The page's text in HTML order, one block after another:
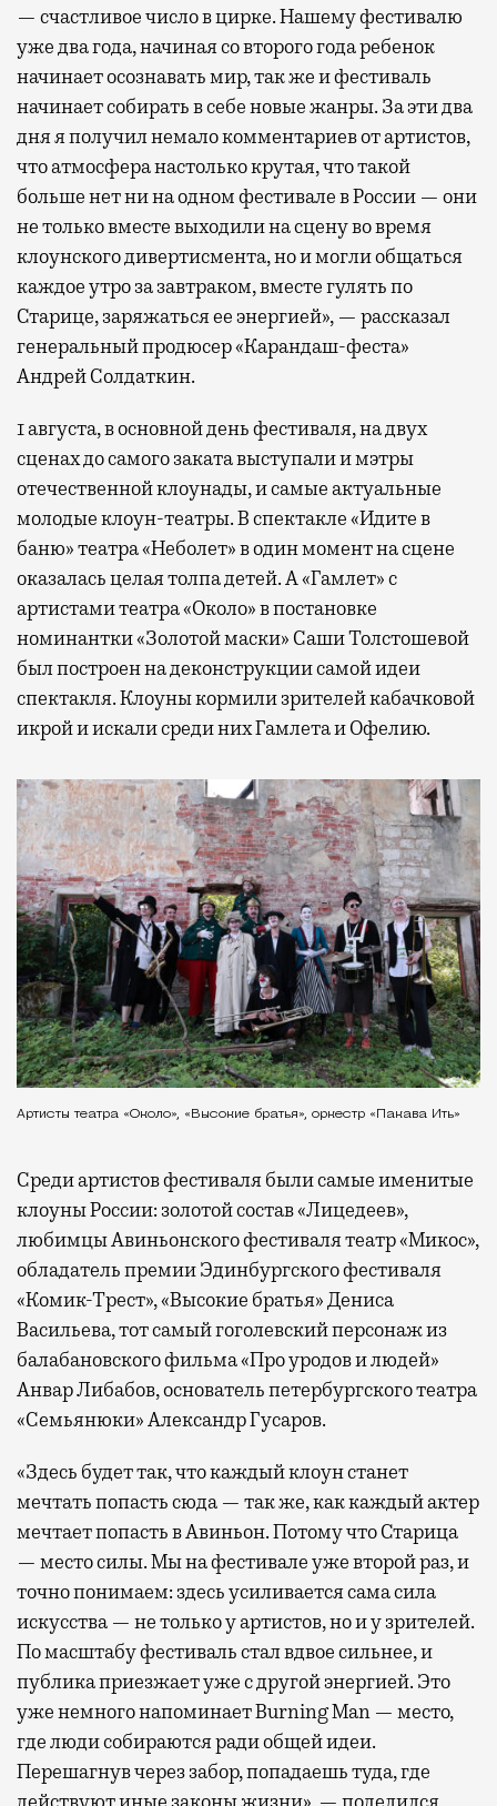
— счастливое число в цирке. Нашему фестивалю
уже два года, начиная со второго года ребенок
начинает осознавать мир, так же и фестиваль
начинает собирать в себе новые жанры. За эти два
дня я получил немало комментариев от артистов,
что атмосфера настолько крутая, что такой
больше нет ни на одном фестивале в России — они
не только вместе выходили на сцену во время
клоунского дивертисмента, но и могли общаться
каждое утро за завтраком, вместе гулять по
Старице, заряжаться ее энергией», — рассказал
генеральный продюсер «Карандаш-феста»
Андрей Солдаткин.
1 августа, в основной день фестиваля, на двух
сценах до самого заката выступали и мэтры
отечественной клоунады, и самые актуальные
молодые клоун-театры. В спектакле «Идите в
баню» театра «Неболет» в один момент на сцене
оказалась целая толпа детей. А «Гамлет» с
артистами театра «Около» в постановке
номинантки «Золотой маски» Саши Толстошевой
был построен на деконструкции самой идеи
спектакля. Клоуны кормили зрителей кабачковой
икрой и искали среди них Гамлета и Офелию.
Артисты театра «Около», «Высокие братья», оркестр «Пакава Ить»
Среди артистов фестиваля были самые именитые
клоуны России: золотой состав «Лицедеев»,
любимцы Авиньонского фестиваля театр «Микос»,
обладатель премии Эдинбургского фестиваля
«Комик-Трест», «Высокие братья» Дениса
Васильева, тот самый гоголевский персонаж из
балабановского фильма «Про уродов и людей»
Анвар Либабов, основатель петербургского театра
«Семьянюки» Александр Гусаров.
«Здесь будет так, что каждый клоун станет
мечтать попасть сюда — так же, как каждый актер
мечтает попасть в Авиньон. Потому что Старица
— место силы. Мы на фестивале уже второй раз, и
точно понимаем: здесь усиливается сама сила
искусства — не только у артистов, но и у зрителей.
По масштабу фестиваль стал вдвое сильнее, и
публика приезжает уже с другой энергией. Это
уже немного напоминает Burning Man — место,
где люди собираются ради общей идеи.
Перешагнув через забор, попадаешь туда, где